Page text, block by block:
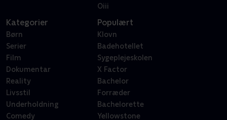
Oiii
Kategorier
Børn
Serier
Film
Dokumentar
Reality
Livsstil
Underholdning
Comedy
Populært
Klovn
Badehotellet
Sygeplejeskolen
X Factor
Bachelor
Forræder
Bachelorette
Yellowstone